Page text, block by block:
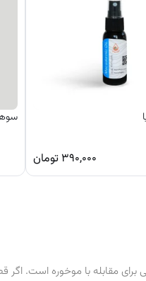
۳۹۰,۰۰۰ تومان
برای مقابله با موخوره است.